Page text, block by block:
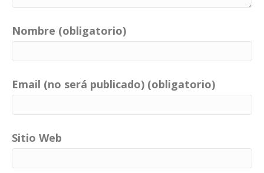
Nombre (obligatorio)
Email (no será publicado) (obligatorio)
Sitio Web